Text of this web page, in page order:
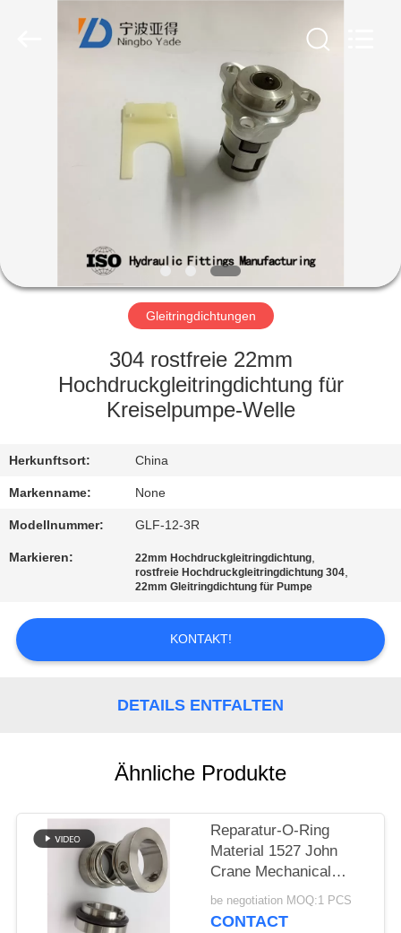
PRODUKTE
FABRIK-
QUALITÄTSKONTROLLE
SIE
MIT
UNS
IN
VERBINDUNG
FORDERN
SIE
PRIVACY
POLICY
Gleitringdichtungen
304 rostfreie 22mm
Hochdruckgleitringdichtung für
Kreiselpumpe-Welle
Herkunftsort: China
Markenname: None
Modellnummer: GLF-12-3R
Markieren: 22mm Hochdruckgleitringdichtung,
rostfreie Hochdruckgleitringdichtung 304,
22mm Gleitringdichtung für Pumpe
KONTAKT!
DETAILS ENTFALTEN
Ähnliche Produkte
Reparatur-O-Ring
Material 1527 John
Crane Mechanical
Seals SS304
be negotiation MOQ:1 PCS
CONTACT